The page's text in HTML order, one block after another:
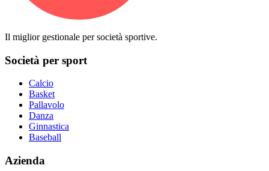
Il miglior gestionale per società sportive.
Società per sport
Calcio
Basket
Pallavolo
Danza
Ginnastica
Baseball
Azienda